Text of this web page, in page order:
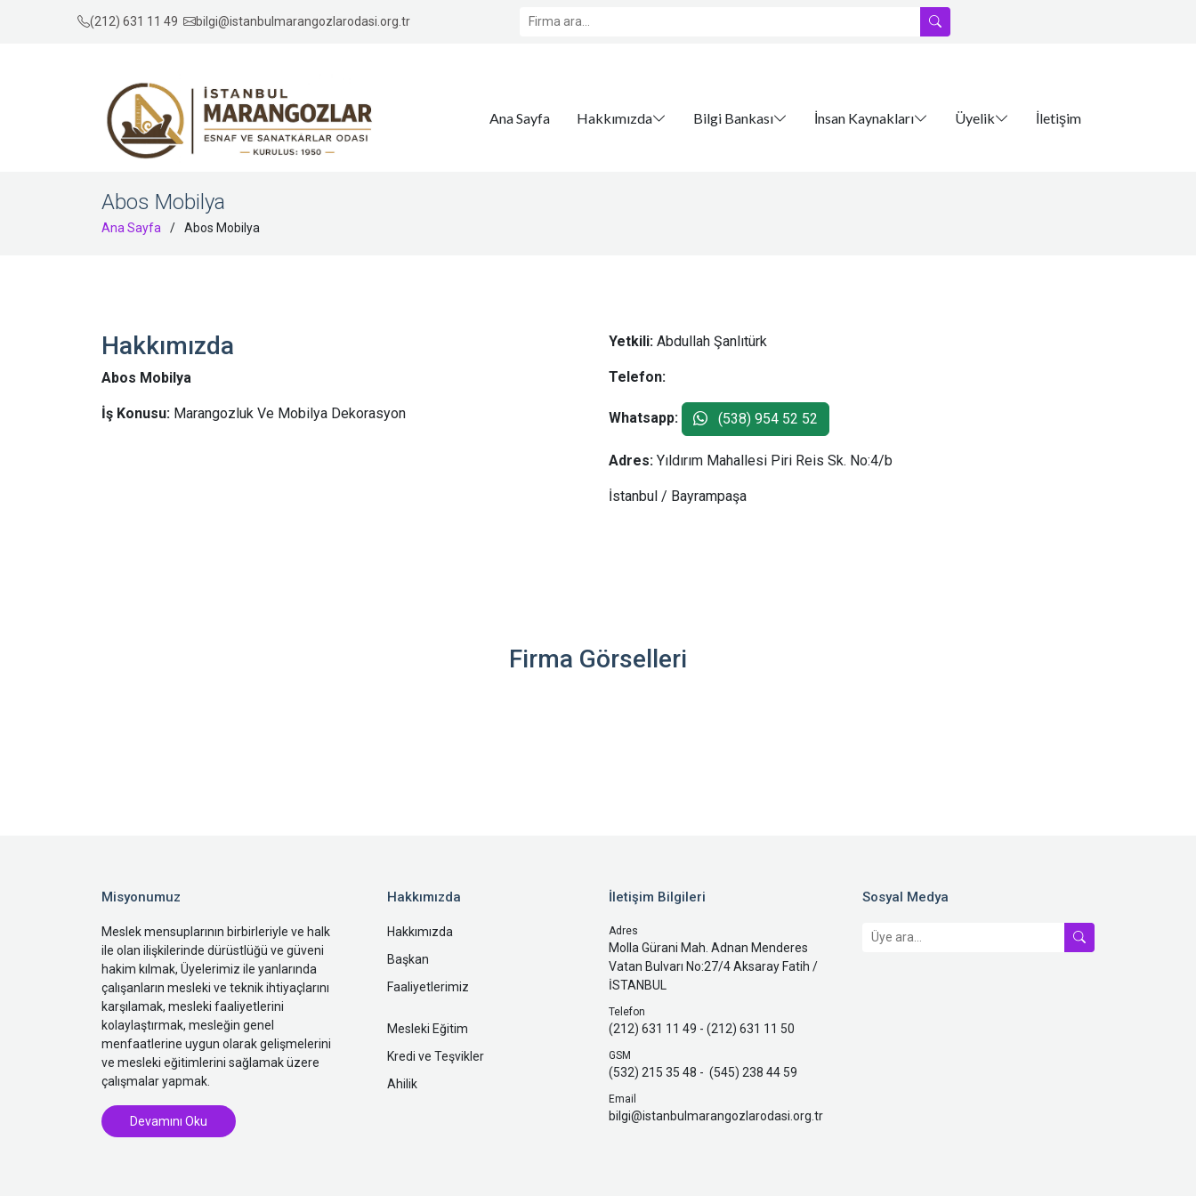
(212) 631 11 49 bilgi@istanbulmarangozlarodasi.org.tr
Ana Sayfa Hakkımızda Bilgi Bankası İnsan Kaynakları Üyelik İletişim
Abos Mobilya
Ana Sayfa Abos Mobilya
Hakkımızda
Abos Mobilya
İş Konusu: Marangozluk Ve Mobilya Dekorasyon
Yetkili: Abdullah Şanlıtürk
Telefon:
Whatsapp: (538) 954 52 52
Adres: Yıldırım Mahallesi Piri Reis Sk. No:4/b
İstanbul / Bayrampaşa
Firma Görselleri
Misyonumuz
Meslek mensuplarının birbirleriyle ve halk
ile olan ilişkilerinde dürüstlüğü ve güveni
hakim kılmak, Üyelerimiz ile yanlarında
çalışanların mesleki ve teknik ihtiyaçlarını
karşılamak, mesleki faaliyetlerini
kolaylaştırmak, mesleğin genel
menfaatlerine uygun olarak gelişmelerini
ve mesleki eğitimlerini sağlamak üzere
çalışmalar yapmak.
Devamını Oku
Hakkımızda
Hakkımızda
Başkan
Faaliyetlerimiz
Mesleki Eğitim
Kredi ve Teşvikler
Ahilik
İletişim Bilgileri
Adres
Molla Gürani Mah. Adnan Menderes
Vatan Bulvarı No:27/4 Aksaray Fatih /
İSTANBUL
Telefon
(212) 631 11 49 - (212) 631 11 50
GSM
(532) 215 35 48 - (545) 238 44 59
Email
bilgi@istanbulmarangozlarodasi.org.tr
Sosyal Medya